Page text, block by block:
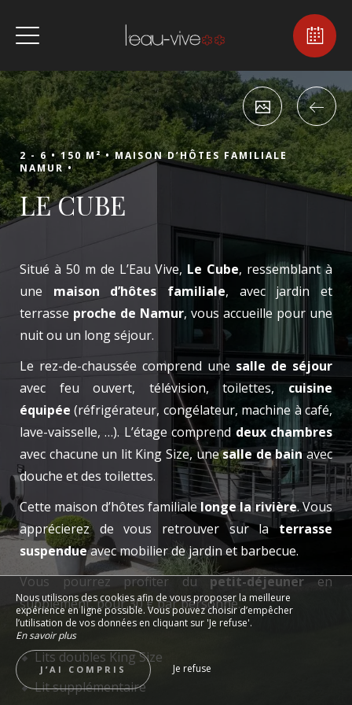
2 - 6 •150 M² •MAISON D’HÔTES FAMILIALE
NAMUR •
LE CUBE
Situé à 50 m de L’Eau Vive, Le Cube, ressemblant à
une maison d’hôtes familiale, avec jardin et
terrasse proche de Namur, vous accueille pour une
nuit ou un long séjour.
Le rez-de-chaussée comprend une salle de séjour
avec feu ouvert, télévision, toilettes, cuisine
équipée (réfrigérateur, congélateur, machine à café,
lave-vaisselle, …). L’étage comprend deux chambres
avec chacune un lit King Size, unesalle de bainavec
douche et des toilettes.
Cette maison d’hôtes familialelonge la rivière. Vous
apprécierez de vous retrouver sur laterrasse
suspendueavec mobilier de jardin et barbecue.
Vous pourrez profiter dupetit-déjeuneren
supplément, pour 30 € par personne.
Lits doubles King Size
Lit supplémentaire
Nous utilisons des cookies afin de vous proposer la meilleure
expérience en ligne possible. Vous pouvez choisir d’empêcher
l’utilisation de vos données en cliquant sur 'Je refuse'.
En savoir plus
J’AI COMPRIS Je refuse